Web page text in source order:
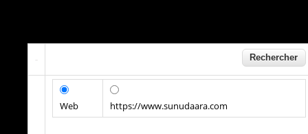
Web https://www.sunudaara.com